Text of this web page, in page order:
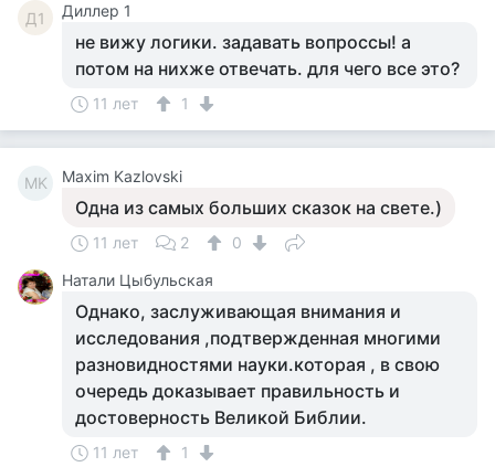
Д1 Диллер 1
не вижу логики. задавать вопроссы! а
потом на нихже отвечать. для чего все это?
11 лет 1
MK Maxim Kazlovski
Одна из самых больших сказок на свете.)
11 лет 2
0
Натали Цыбульская
Однако, заслуживающая внимания и
исследования ,подтвержденная многими
разновидностями науки.которая , в свою
очередь доказывает правильность и
достоверность Великой Библии.
11 лет 1